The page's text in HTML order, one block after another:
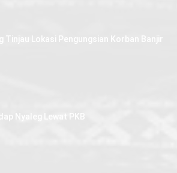
Tinjau Lokasi Pengungsian Korban Banjir
Nyaleg Lewat PKB